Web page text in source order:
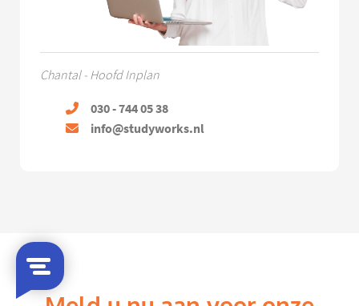
Chantal - Hoofd Inplan
030 - 744 05 38
info@studyworks.nl